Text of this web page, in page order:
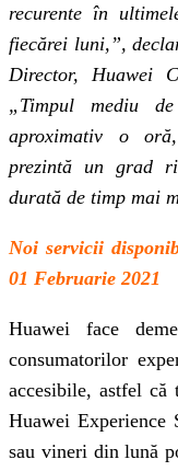
recurente în
fiecărei luni,”,
Director, Huawei
„Timpul mediu
aproximativ o
prezintă un grad
durată de timp mai
Noi servicii
01 Februarie 2021
Huawei face
consumatorilor
accesibile, astfel
Huawei
sau vineri din lună